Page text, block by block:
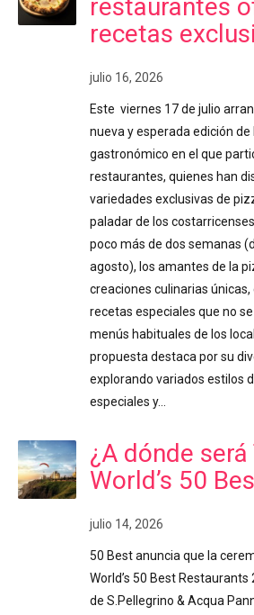
restaurantes
recetas
julio 16, 2026
Este viernes 17 de julio
nueva y esperada edición
gastronómico en el que
restaurantes, quienes han
variedades exclusivas de
paladar de los
poco más de dos semanas
agosto), los amantes de la
creaciones culinarias
recetas especiales que no
menús habituales de los
propuesta destaca por su
explorando variados estilos
especiales y…
¿A dónde será
World’s 50
julio 14, 2026
50 Best anuncia que la
World’s 50 Best
de S.Pellegrino & Acqua